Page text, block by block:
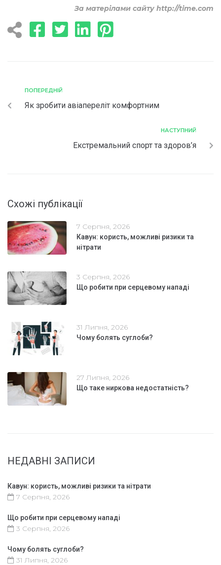
За матерілами сайту http://time.com
ПОПЕРЕДНІЙ
Як зробити авіапереліт комфортним
НАСТУПНИЙ
Екстремальний спорт та здоров’я
Схожі публікації
7 Серпня, 2026
Кавун: користь, можливі ризики та
нітрати
3 Серпня, 2026
Що робити при серцевому нападі
31 Липня, 2026
Чому болять суглоби?
27 Липня, 2026
Що таке ниркова недостатність?
НЕДАВНІ ЗАПИСИ
Кавун: користь, можливі ризики та нітрати
7 Серпня, 2026
Що робити при серцевому нападі
3 Серпня, 2026
Чому болять суглоби?
31 Липня, 2026